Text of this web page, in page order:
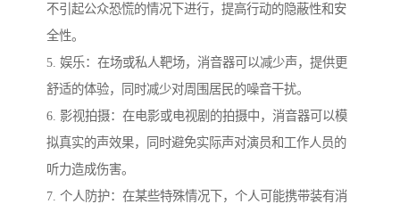
不引起公众恐慌的情况下进行，提高行动的隐蔽性和安
全性。
5. 娱乐：在场或私人靶场，消音器可以减少声，提供更
舒适的体验，同时减少对周围居民的噪音干扰。
6. 影视拍摄：在电影或电视剧的拍摄中，消音器可以模
拟真实的声效果，同时避免实际声对演员和工作人员的
听力造成伤害。
7. 个人防护：在某些特殊情况下，个人可能携带装有消